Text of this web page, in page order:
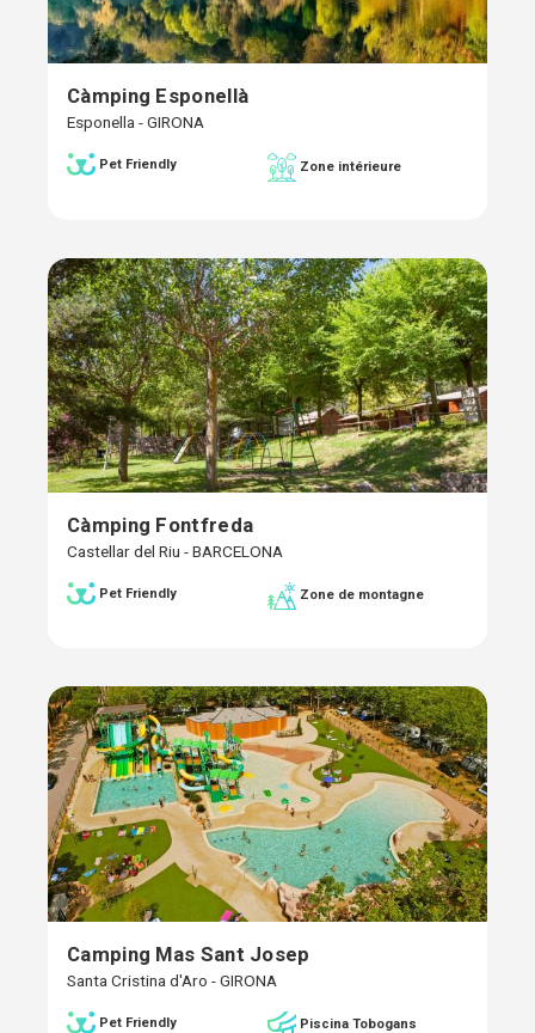
Càmping Esponellà
Esponella - GIRONA
Pet Friendly Zone intérieure
Càmping Fontfreda
Castellar del Riu - BARCELONA
Pet Friendly Zone de montagne
Camping Mas Sant Josep
Santa Cristina d'Aro - GIRONA
Pet Friendly
Piscina Tobogans